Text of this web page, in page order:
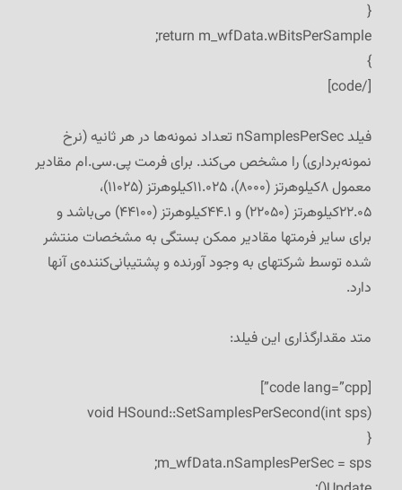
{
return m_wfData.wBitsPerSample;
}
[/code]
فیلد nSamplesPerSec تعداد نمونه‌ها در هر ثانیه (نرخ
نمونه‌برداری) را مشخص می‌کند. برای فرمت پی.سی.ام مقادیر
معمول ۸کیلوهرتز (۸۰۰۰)، ۱۱.۰۲۵کیلوهرتز (۱۱۰۲۵)،
۲۲.۰۵کیلوهرتز (۲۲۰۵۰) و ۴۴.۱کیلوهرتز (۴۴۱۰۰) می‌باشد و
برای سایر فرمتها مقادیر ممکن بستگی به مشخصات منتشر
شده توسط شرکتهای به وجود آورنده و پشتیبانی‌کننده‌ی آنها
دارد.
متد مقدارگذاری این فیلد:
[code lang=”cpp”]
void HSound::SetSamplesPerSecond(int sps)
{
m_wfData.nSamplesPerSec = sps;